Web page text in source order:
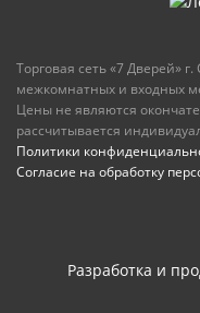
Торговая сеть «7 Дверей»
межкомнатных и входных
Цены не являются
рассчитывается
Политики
Согласие на обработку
Разработка и